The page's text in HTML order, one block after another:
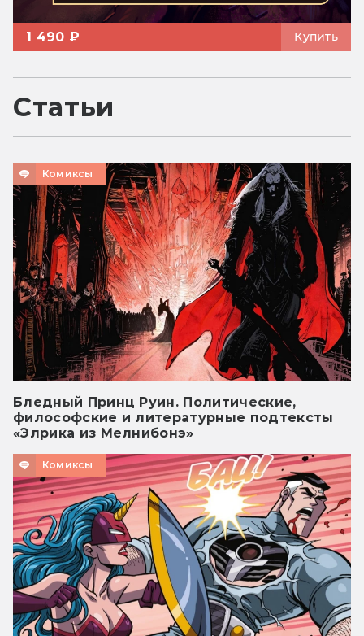
1 490 ₽ Купить
Статьи
Комиксы
Бледный Принц Руин. Политические,
философские и литературные подтексты
«Элрика из Мелнибонэ»
Комиксы